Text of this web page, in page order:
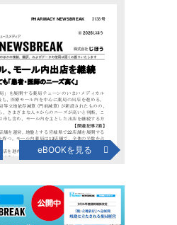
eBOOKを見る